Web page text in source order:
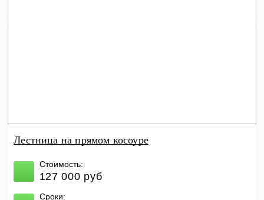
Лестница на прямом косоуре
Стоимость:
127 000 руб
Сроки: